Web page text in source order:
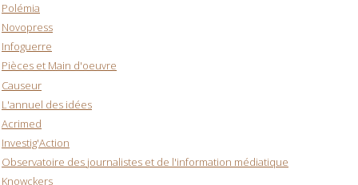
Polémia
Novopress
Infoguerre
Pièces et Main d'oeuvre
Causeur
L'annuel des idées
Acrimed
Investig'Action
Observatoire des journalistes et de l'information médiatique
Knowckers